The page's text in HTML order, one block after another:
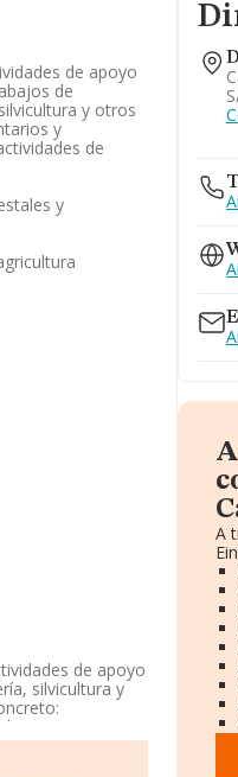
de apoyo
de
y otros
y
de
y
de apoyo
silvicultura y
Su CNAE
empresa no tiene
A